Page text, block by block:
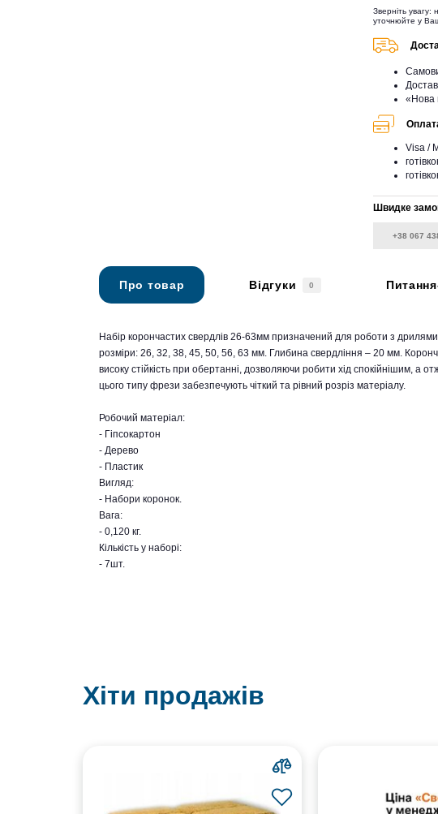
Зверніть
уточнюйте у
«Нова
Visa /
Швидке
Про товар Відгуки 0
Набір корончастих свердлів 26-63мм призначений для роботи з
розміри: 26, 32, 38, 45, 50, 56, 63 мм. Глибина свердління – 20 мм.
високу стійкість при обертанні, дозволяючи робити хід спокійнішим, а
цього типу фрези забезпечують чіткий та рівний розріз матеріалу.
Робочий матеріал:
- Гіпсокартон
- Дерево
- Пластик
Вигляд:
- Набори коронок.
Вага:
- 0,120 кг.
Кількість у наборі:
- 7шт.
Хіти продажів